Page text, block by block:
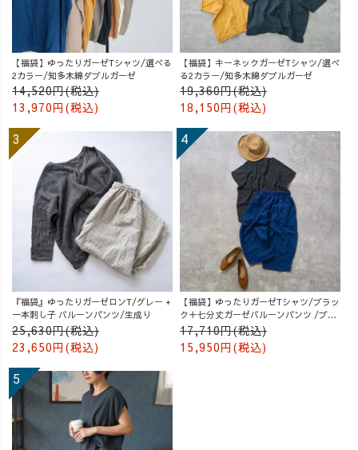
【福袋】ゆったりガーゼTシャツ/選べる
2カラー/知多木綿ダブルガーゼ
14,520円(税込)
13,970円(税込)
【福袋】キーネックガーゼTシャツ/選べ
る2カラー/知多木綿ダブルガーゼ
19,360円(税込)
18,150円(税込)
『福袋』ゆったりガーゼロンT/グレー +
一本刺し子 バルーンパンツ/生成り
25,630円(税込)
23,650円(税込)
【福袋】ゆったりガーゼTシャツ/ブラッ
ク＋七分丈ガーゼバルーンパンツ /ブル
ー
17,710円(税込)
15,950円(税込)